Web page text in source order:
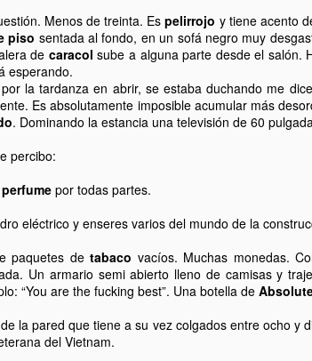
Menos de treinta. Espelirrojo y tiene acento
piso sentada al fondo, en un sofá negro muy
de caracolsube a alguna parte desde el salón.
esperando.
la tardanza en abrir, se estaba duchando me
Es absolutamente imposible acumular más
. Dominando la estancia una televisión de 60
percibo:
perfume por todas partes.
eléctrico y enseres varios del mundo de la
paquetes detabaco vacíos. Muchas monedas.
Un armario semi abierto lleno de camisas y
“You are the fucking best”. Una botella de
la pared que tiene a su vez colgados entre ocho y
del Vietnam.
Me llama la atención la falta de
servicios orientados a la
comunidad hebrea más allá de los
básicos delis kosher y un puñado
de restaurantes, kebaps y
pizzerías.
contar el buen
hecho.
no es para
una banda de blues rock muy popular en el sur de
No es raro encontrarse con músicos de nivel tocando por
la ciudad.
SEP
3
Pelirrojos y cuadros de Hopper. Upper
Hace un par de semanas compre una cabina de
de segunda mano, por craiglist. La necesitaba por
laborales varios que no vienen al caso. Nueva viene
$700 y un tipo me la vendía nueva por $150. Si viviera en
hubiera desechado la idea rápidamente, la mayoría del
segunda mano español está lleno de dispositivos
defectuosos, mierdas hablando llanamente, de los que
quiere desprenderse, o de objetos robados.
25
Viajar en el metro de Nueva York no es una